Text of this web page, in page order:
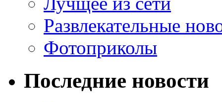
Развлекательные
Фотоприколы
Последние новости